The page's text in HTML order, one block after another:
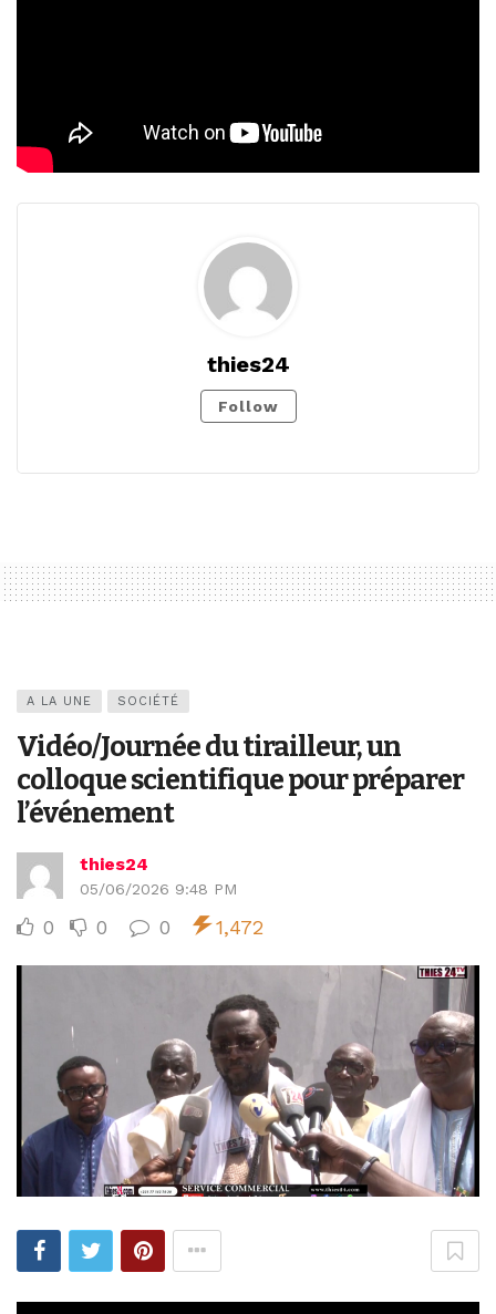
thies24
Follow
A LA UNE SOCIÉTÉ
Vidéo/Journée du tirailleur, un
colloque scientifique pour préparer
l’événement
thies24
05/06/2026 9:48 PM
0 0 0 1,472